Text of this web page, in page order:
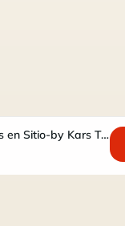
Maquillaje y Ondas en Sitio-by Kars Trujillo